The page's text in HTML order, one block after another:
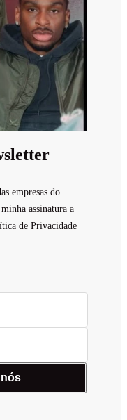
empresas do
assinatura a
de Privacidade